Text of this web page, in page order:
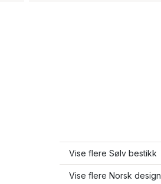
Vise flere Sølv bestikk
Vise flere Norsk design